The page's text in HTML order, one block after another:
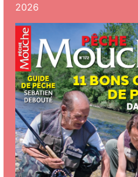
2026